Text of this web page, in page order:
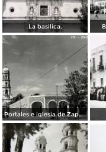
La basilica.
Portales e iglesia de Zapopan